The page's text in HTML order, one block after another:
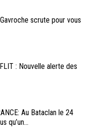
scrute pour vous
: Nouvelle alerte des
Au Bataclan le 24
qu’un...